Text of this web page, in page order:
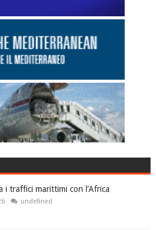
i traffici marittimi con l’Africa
undefined